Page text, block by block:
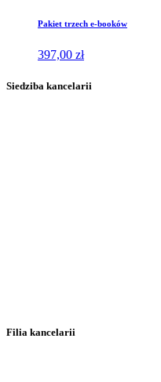
Pakiet trzech e-booków
397,00 zł
Siedziba kancelarii
Filia kancelarii